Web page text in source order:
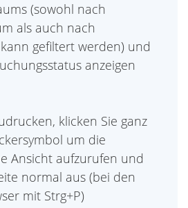
(sowohl nach
als auch nach
gefiltert werden) und
anzeigen
klicken Sie ganz
um die
Ansicht aufzurufen und
normal aus (bei den
mit Strg+P)